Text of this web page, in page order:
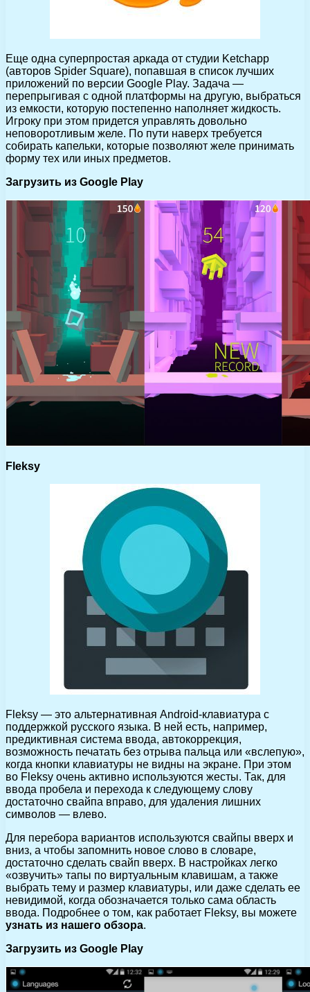
Еще одна суперпростая аркада от студии Ketchapp
(авторов Spider Square), попавшая в список лучших
приложений по версии Google Play. Задача —
перепрыгивая с одной платформы на другую, выбраться
из емкости, которую постепенно наполняет жидкость.
Игроку при этом придется управлять довольно
неповоротливым желе. По пути наверх требуется
собирать капельки, которые позволяют желе принимать
форму тех или иных предметов.
Загрузить из Google Play
Fleksy
Fleksy — это альтернативная Android-клавиатура с
поддержкой русского языка. В ней есть, например,
предиктивная система ввода, автокоррекция,
возможность печатать без отрыва пальца или «вслепую»,
когда кнопки клавиатуры не видны на экране. При этом
во Fleksy очень активно используются жесты. Так, для
ввода пробела и перехода к следующему слову
достаточно свайпа вправо, для удаления лишних
символов — влево.
Для перебора вариантов используются свайпы вверх и
вниз, а чтобы запомнить новое слово в словаре,
достаточно сделать свайп вверх. В настройках легко
«озвучить» тапы по виртуальным клавишам, а также
выбрать тему и размер клавиатуры, или даже сделать ее
невидимой, когда обозначается только сама область
ввода. Подробнее о том, как работает Fleksy, вы можете
узнать из нашего обзора.
Загрузить из Google Play